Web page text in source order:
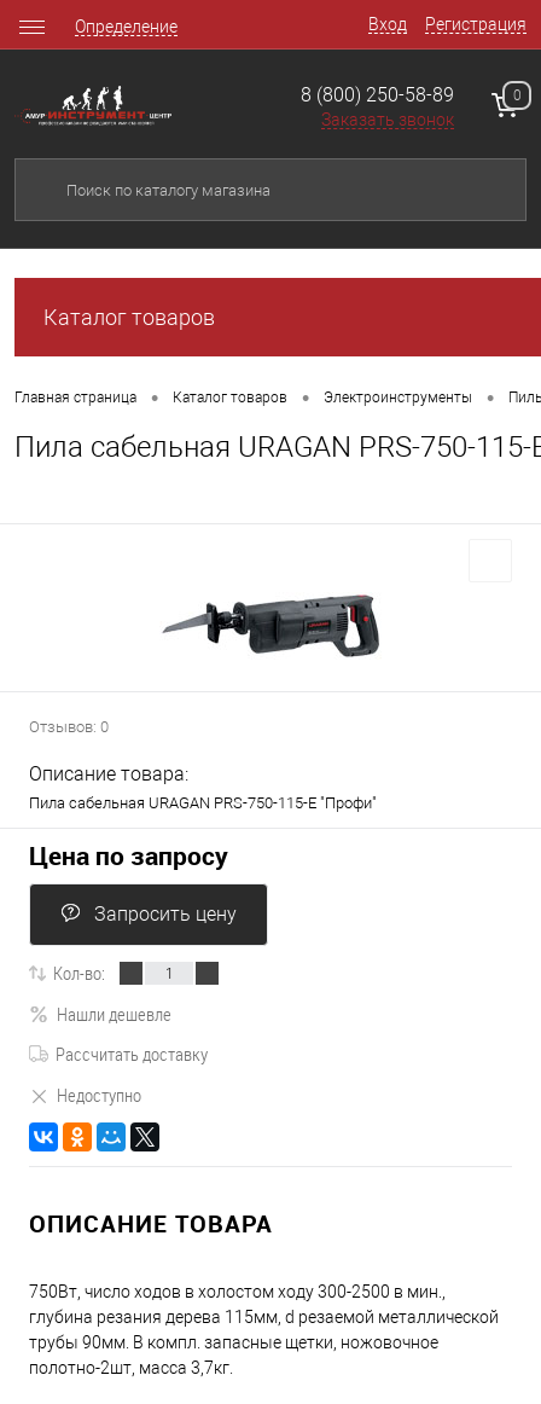
Вход Регистрация
Определение
8 (800) 250-58-89
Заказать звонок
0
Каталог товаров
Главная страница • Каталог товаров • Электроинструменты •
Пила сабельная URAGAN PRS-750-
Отзывов: 0
Описание товара:
Пила сабельная URAGAN PRS-750-115-E "Профи"
Цена по запросу
Запросить цену
Кол-во:
Нашли дешевле
Рассчитать доставку
Недоступно
ОПИСАНИЕ ТОВАРА
750Вт, число ходов в холостом ходу 300-2500 в мин.,
глубина резания дерева 115мм, d резаемой металлической
трубы 90мм. В компл. запасные щетки, ножовочное
полотно-2шт, масса 3,7кг.